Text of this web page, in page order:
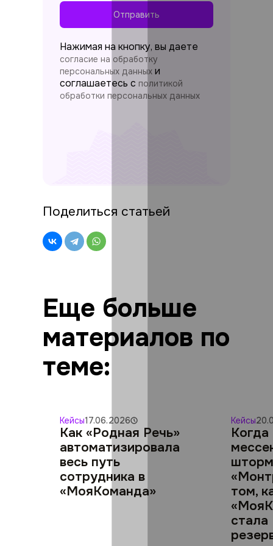
Отправить
Нажимая на кнопку, вы даете
согласие на обработку
персональных данных и
соглашаетесь c политикой
обработки персональных данных
Поделиться статьей
Еще больше
материалов по
теме:
Кейсы17.06.2026
Как «Родная Речь»
автоматизировала
весь путь
сотрудника в
«МояКоманда»
Кейсы
Когда
том,
стала